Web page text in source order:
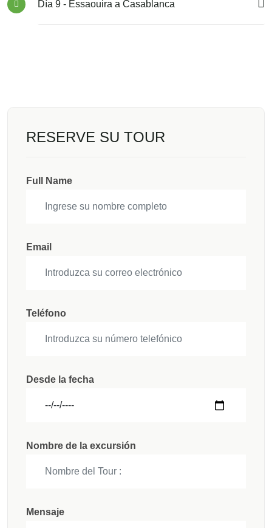
Día 9 - Essaouira a Casablanca
RESERVE SU TOUR
Full Name
Email
Teléfono
Desde la fecha
Nombre de la excursión
Mensaje